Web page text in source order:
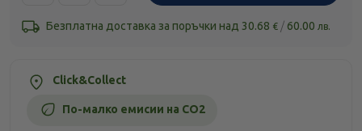
Безплатна доставка за поръчки над 30.68 € / 60.00 лв.
Click&Collect
По-малко емисии на CO2